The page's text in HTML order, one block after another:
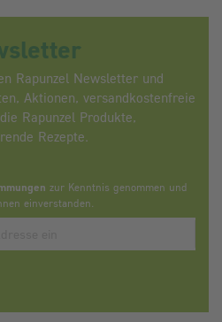
Rapunzel Newsletter und
Aktionen, versandkostenfreie
Rapunzel Produkte,
Rezepte.
zur Kenntnis genommen und
einverstanden.
bitte E-Mail Adresse